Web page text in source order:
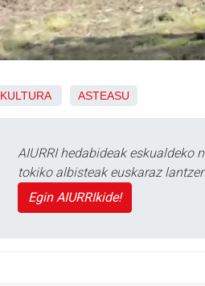
KULTURA ASTEASU
AIURRI hedabideak eskualdeko
tokiko albisteak euskaraz
Egin AIURRIkide!